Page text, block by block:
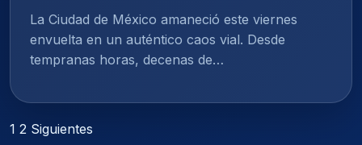
La Ciudad de México amaneció este viernes
envuelta en un auténtico caos vial. Desde
tempranas horas, decenas de…
Paginación
1 2 Siguientes